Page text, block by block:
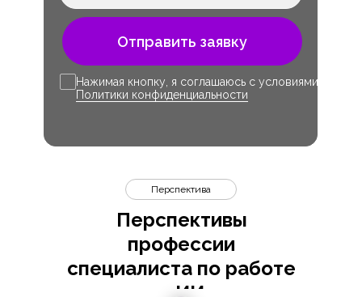
Отправить заявку
Нажимая кнопку, я соглашаюсь с условиями
Политики конфиденциальности
Перспективы
профессии
специалиста по работе
Перспектива